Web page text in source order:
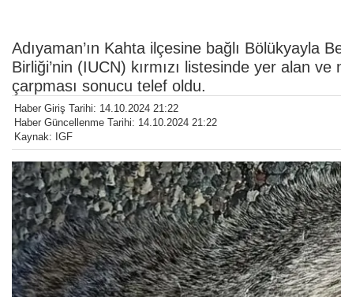
Adıyaman’ın Kahta ilçesine bağlı Bölükyayla
Birliği’nin (IUCN) kırmızı listesinde yer alan
çarpması sonucu telef oldu.
Haber Giriş Tarihi: 14.10.2024 21:22
Haber Güncellenme Tarihi: 14.10.2024 21:22
Kaynak: IGF